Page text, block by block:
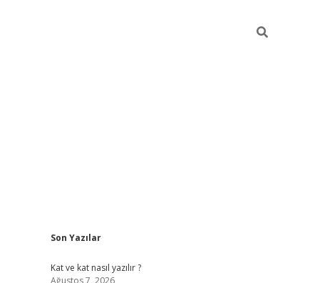
Sidebar
Son Yazılar
Kat ve kat nasıl yazılır ?
Ağustos 7, 2026